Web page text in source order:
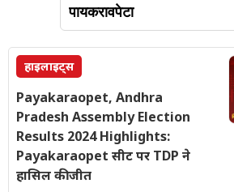
हाइलाइट्स
Payakaraopet, Andhra
Pradesh Assembly Election
Results 2024 Highlights:
Payakaraopet सीट पर TDP ने
हासिल की जीत